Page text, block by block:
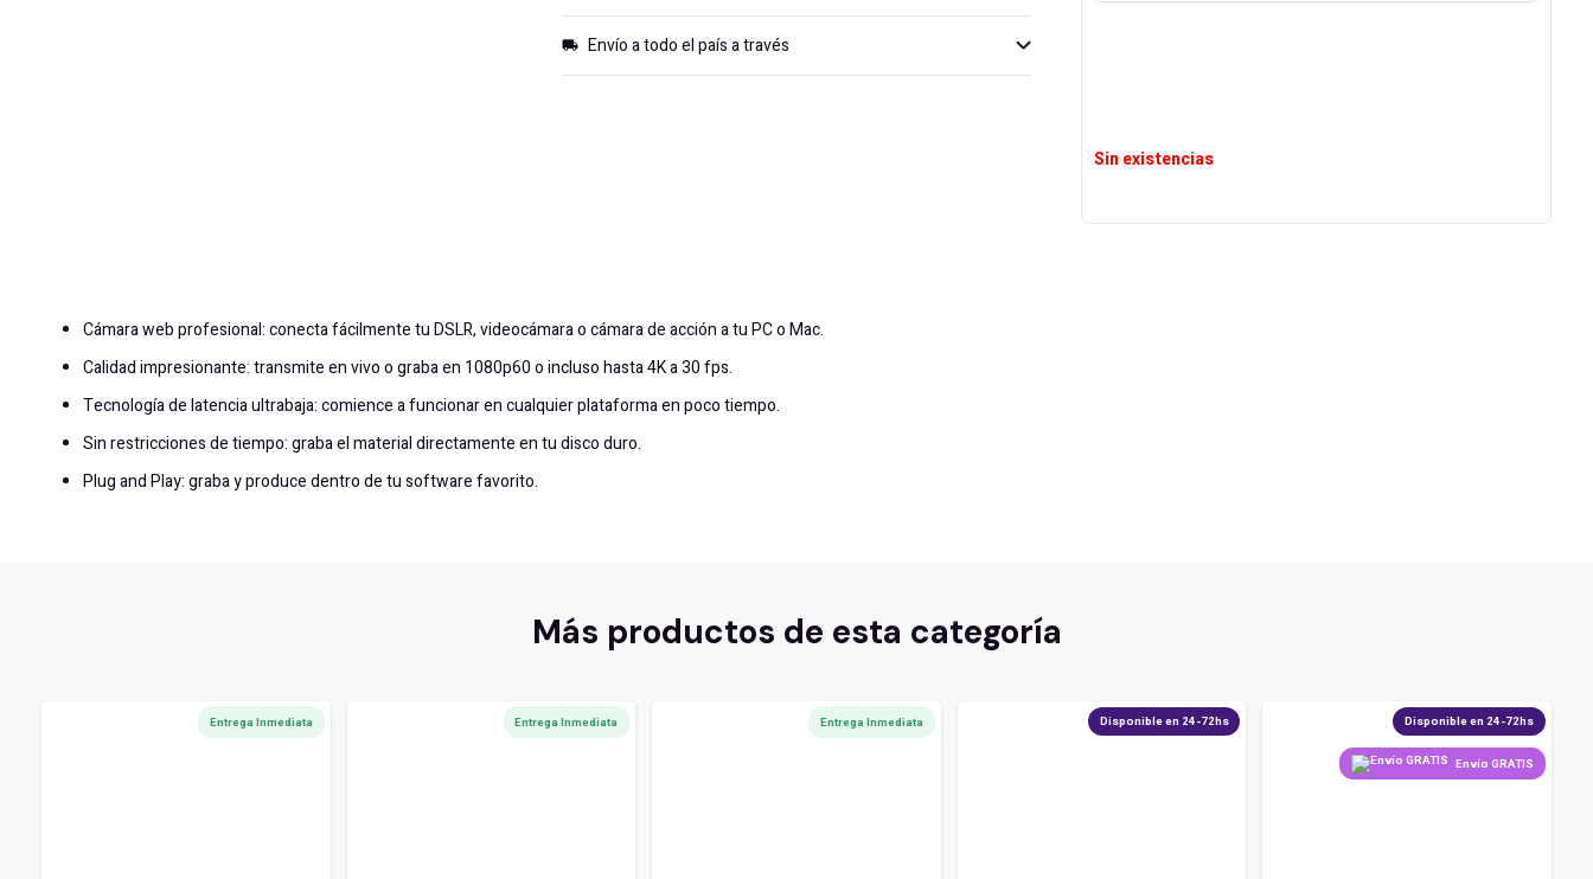
local_shipping Envío a todo el país a través
Sin existencias
Cámara web profesional: conecta fácilmente tu DSLR, videocámara o cámara de acción a tu PC o Mac.
Calidad impresionante: transmite en vivo o graba en 1080p60 o incluso hasta 4K a 30 fps.
Tecnología de latencia ultrabaja: comience a funcionar en cualquier plataforma en poco tiempo.
Sin restricciones de tiempo: graba el material directamente en tu disco duro.
Plug and Play: graba y produce dentro de tu software favorito.
Más productos de esta categoría
Entrega Inmediata Entrega Inmediata Entrega Inmediata Disponible en 24-72hs Disponible en 24-72hs
Envío GRATIS